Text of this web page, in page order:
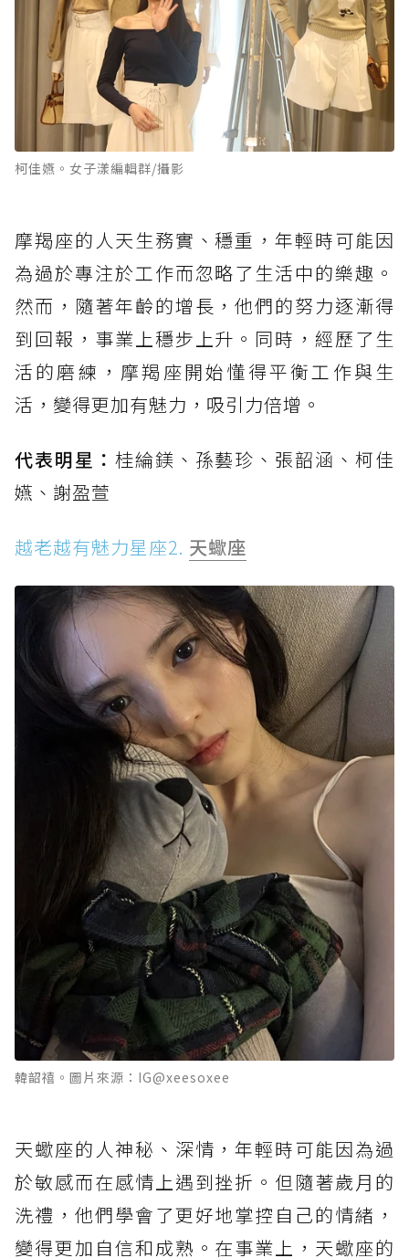
柯佳嬿。女子漾編輯群/攝影
摩羯座的人天生務實、穩重，年輕時可能因
為過於專注於工作而忽略了生活中的樂趣。
然而，隨著年齡的增長，他們的努力逐漸得
到回報，事業上穩步上升。同時，經歷了生
活的磨練，摩羯座開始懂得平衡工作與生
活，變得更加有魅力，吸引力倍增。
代表明星： 桂綸鎂、孫藝珍、張韶涵、柯佳
嬿、謝盈萱
越老越有魅力星座2. 天蠍座
韓韶禧。圖片來源：IG@xeesoxee
天蠍座的人神秘、深情，年輕時可能因為過
於敏感而在感情上遇到挫折。但隨著歲月的
洗禮，他們學會了更好地掌控自己的情緒，
變得更加自信和成熟。在事業上，天蠍座的